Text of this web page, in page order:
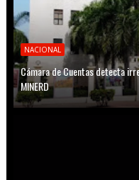
NACIONAL
Cámara de Cuentas detecta
MINERD